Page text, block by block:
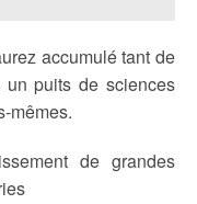
accumulé tant de
puits de sciences
mêmes.
de grandes